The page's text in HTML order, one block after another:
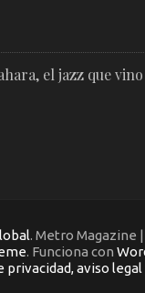
el jazz que
. Metro Magazine
. Funciona con
privacidad, aviso legal